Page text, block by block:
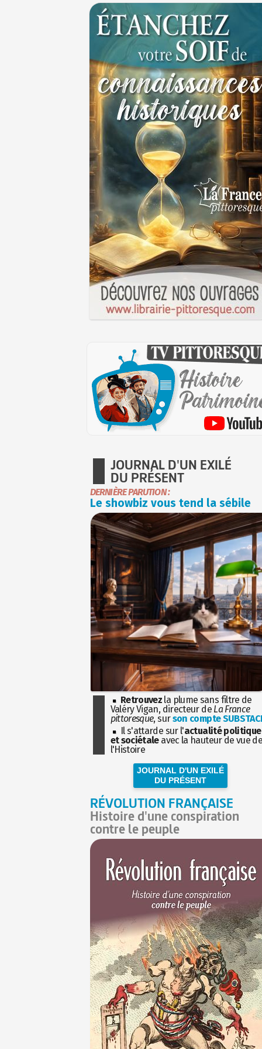
JOURNAL D'UN EXILÉ
DU PRÉSENT
DERNIÈRE PARUTION :
Le showbiz vous tend la sébile
Retrouvez la plume sans filtre de
Valéry Vigan, directeur de La France
pittoresque, surson compte
Il s'attarde sur l'actualité politique
et sociétaleavec la hauteur de vue
l'Histoire
JOURNAL D'UN EXILÉ
DU PRÉSENT
RÉVOLUTION FRANÇAISE
Histoire d'une conspiration
contre le peuple